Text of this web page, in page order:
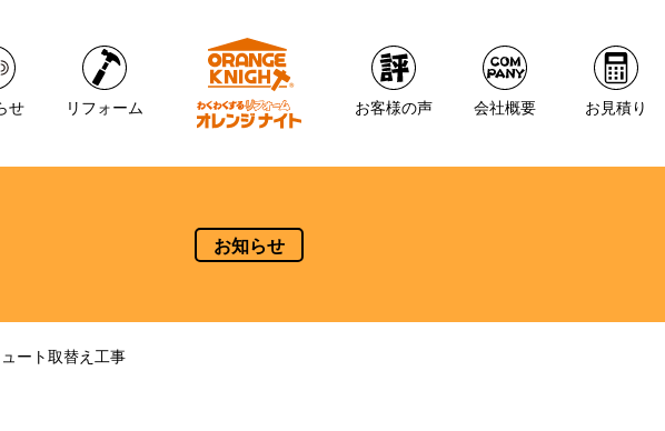
せ リフォーム お客様の声 会社概要 お見積り
お知らせ
ート取替え工事